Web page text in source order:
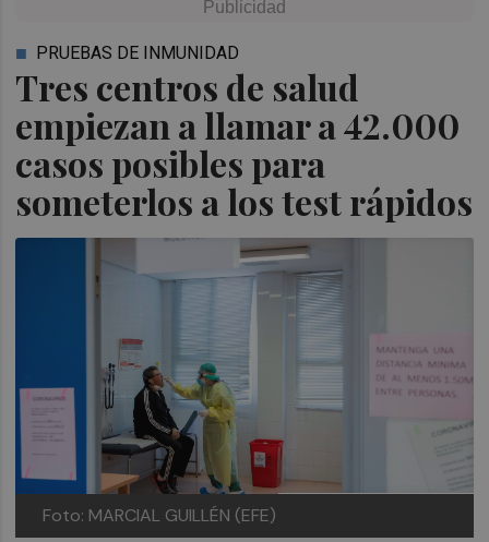
Tres centros de salud
empiezan a llamar a 42.000
casos posibles para
someterlos a los test rápidos
PRUEBAS DE INMUNIDAD
Foto: MARCIAL GUILLÉN (EFE)